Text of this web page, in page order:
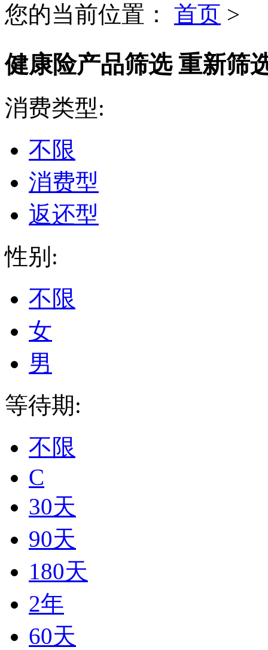
您的当前位置： 首页 >
健康险产品筛选 重新筛
消费类型:
不限
消费型
返还型
性别:
不限
女
男
等待期:
不限
C
30天
90天
180天
2年
60天